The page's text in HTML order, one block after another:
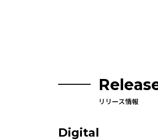
リリース情報
Digital